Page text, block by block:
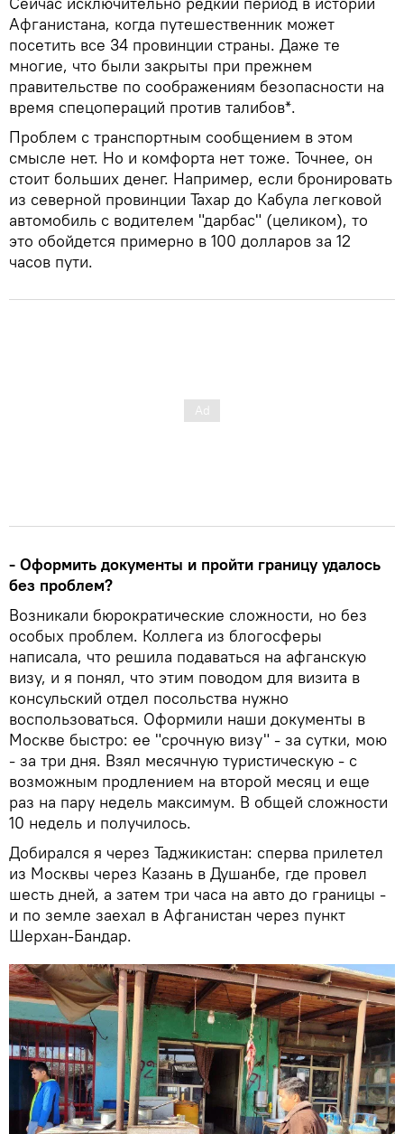
Афганистана, когда путешественник может
посетить все 34 провинции страны. Даже те
многие, что были закрыты при прежнем
правительстве по соображениям безопасности на
время спецопераций против талибов*.
Проблем с транспортным сообщением в этом
смысле нет. Но и комфорта нет тоже. Точнее, он
стоит больших денег. Например, если бронировать
из северной провинции Тахар до Кабула легковой
автомобиль с водителем "дарбас" (целиком), то
это обойдется примерно в 100 долларов за 12
часов пути.
- Оформить документы и пройти границу удалось
без проблем?
Возникали бюрократические сложности, но без
особых проблем. Коллега из блогосферы
написала, что решила подаваться на афганскую
визу, и я понял, что этим поводом для визита в
консульский отдел посольства нужно
воспользоваться. Оформили наши документы в
Москве быстро: ее "срочную визу" - за сутки, мою
- за три дня. Взял месячную туристическую - с
возможным продлением на второй месяц и еще
раз на пару недель максимум. В общей сложности
10 недель и получилось.
Добирался я через Таджикистан: сперва прилетел
из Москвы через Казань в Душанбе, где провел
шесть дней, а затем три часа на авто до границы -
и по земле заехал в Афганистан через пункт
Шерхан-Бандар.